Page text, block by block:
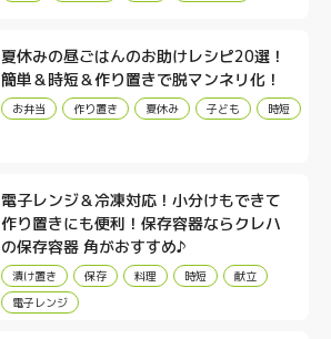
夏休みの昼ごはんのお助けレシピ20選！
簡単＆時短＆作り置きで脱マンネリ化！
お弁当 作り置き 夏休み 子ども 時短
電子レンジ＆冷凍対応！小分けもできて
作り置きにも便利！保存容器ならクレハ
の保存容器 角がおすすめ♪
漬け置き 保存 料理 時短
献立
電子レンジ